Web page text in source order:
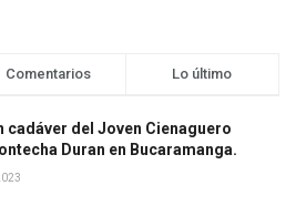
Comentarios Lo último
cadáver del Joven Cienaguero
Duran en Bucaramanga.